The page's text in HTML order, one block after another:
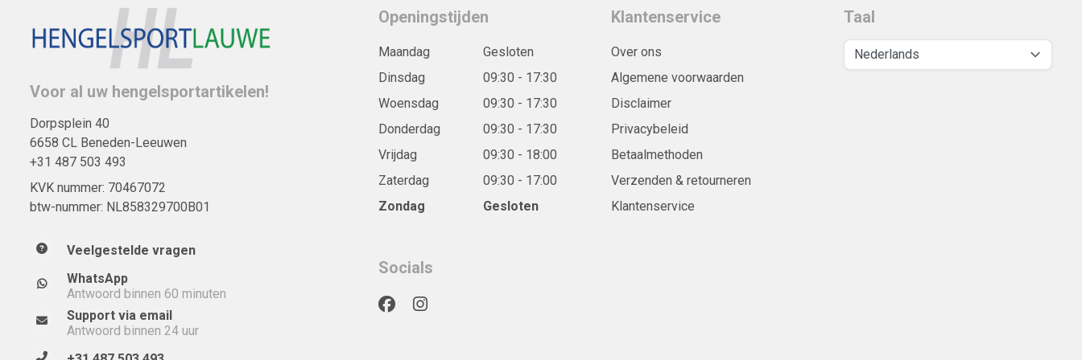
Voor al uw hengelsportartikelen!
Dorpsplein 40
6658 CL Beneden-Leeuwen
+31 487 503 493
KVK nummer: 70467072
btw-nummer: NL858329700B01
Veelgestelde vragen
WhatsApp
Antwoord binnen 60 minuten
Support via email
Antwoord binnen 24 uur
Openingstijden
Maandag
Gesloten
Dinsdag
09:30 - 17:30
Woensdag
09:30 - 17:30
Donderdag
09:30 - 17:30
Vrijdag
09:30 - 18:00
Zaterdag
09:30 - 17:00
Zondag
Gesloten
Socials
Klantenservice
Over ons
Algemene voorwaarden
Disclaimer
Privacybeleid
Betaalmethoden
Verzenden & retourneren
Klantenservice
Taal